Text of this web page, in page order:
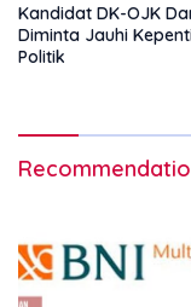
Kandidat DK-OJK
Diminta Jauhi
Politik